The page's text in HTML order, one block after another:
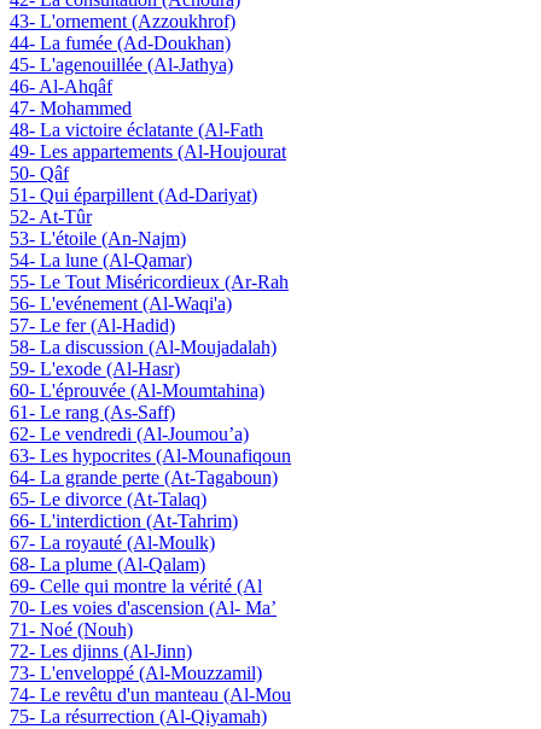
43- L'ornement (Azzoukhrof)
44- La fumée (Ad-Doukhan)
45- L'agenouillée (Al-Jathya)
46- Al-Ahqâf
47- Mohammed
48- La victoire éclatante (Al-Fath
49- Les appartements (Al-Houjourat
50- Qâf
51- Qui éparpillent (Ad-Dariyat)
52- At-Tûr
53- L'étoile (An-Najm)
54- La lune (Al-Qamar)
55- Le Tout Miséricordieux (Ar-Rah
56- L'evénement (Al-Waqi'a)
57- Le fer (Al-Hadid)
58- La discussion (Al-Moujadalah)
59- L'exode (Al-Hasr)
60- L'éprouvée (Al-Moumtahina)
61- Le rang (As-Saff)
62- Le vendredi (Al-Joumou’a)
63- Les hypocrites (Al-Mounafiqoun
64- La grande perte (At-Tagaboun)
65- Le divorce (At-Talaq)
66- L'interdiction (At-Tahrim)
67- La royauté (Al-Moulk)
68- La plume (Al-Qalam)
69- Celle qui montre la vérité (Al
70- Les voies d'ascension (Al- Ma’
71- Noé (Nouh)
72- Les djinns (Al-Jinn)
73- L'enveloppé (Al-Mouzzamil)
74- Le revêtu d'un manteau (Al-Mou
75- La résurrection (Al-Qiyamah)